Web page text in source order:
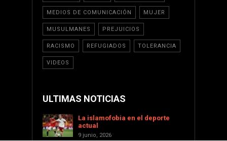
MEDIOS DE COMUNICACIÓN MUJER
MUSULMANES PREJUICIOS
RACISMO REFUGIADOS TOLERANCIA
VIDEOS
ULTIMAS NOTICIAS
La islamofobia en el deporte
actual
9 junio, 2026